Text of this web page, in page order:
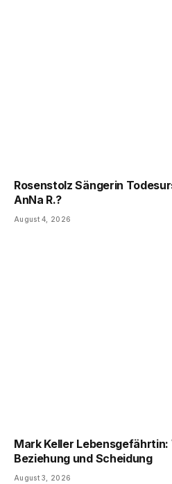
Rosenstolz Sängerin
AnNa R.?
August 4, 2026
Mark Keller Lebensgefährtin:
Beziehung und Scheidung
August 3, 2026